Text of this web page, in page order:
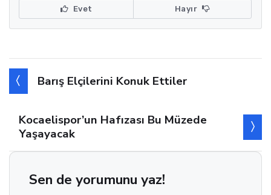
Evet Hayır
Barış Elçilerini Konuk Ettiler
Kocaelispor’un Hafızası Bu Müzede
Yaşayacak
Sen de yorumunu yaz!